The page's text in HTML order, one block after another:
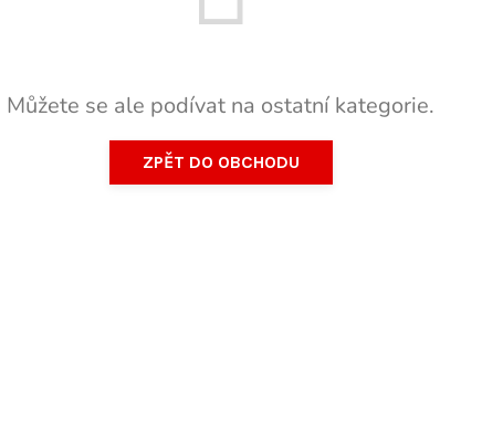
Můžete se ale podívat na ostatní kategorie.
ZPĚT DO OBCHODU